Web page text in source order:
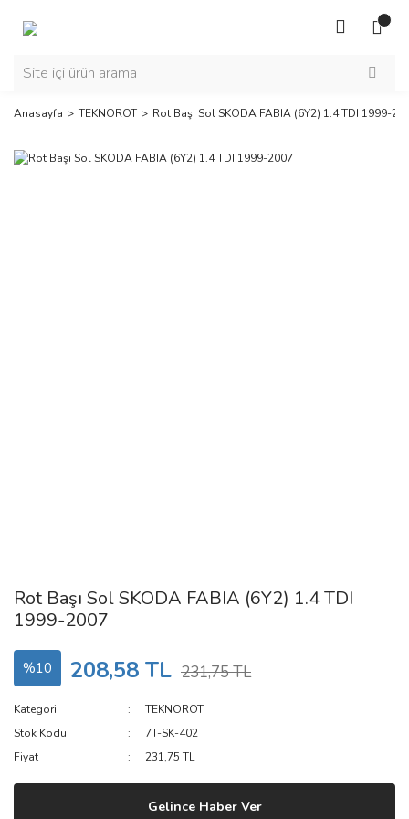
Anasayfa TEKNOROT Rot Başı Sol SKODA FABIA (6Y2) 1.4 TDI 1999-
Rot Başı Sol SKODA FABIA (6Y2) 1.4 TDI
1999-2007
%10 208,58 TL 231,75 TL
Kategori
TEKNOROT
Stok Kodu
7T-SK-402
Fiyat
231,75 TL
Gelince Haber Ver